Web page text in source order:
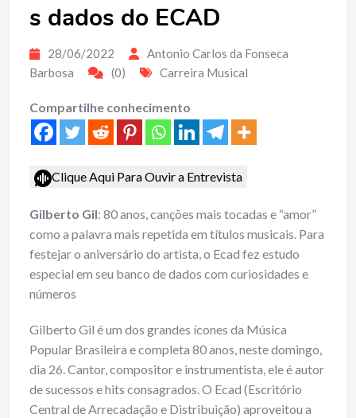
s dados do ECAD
28/06/2022
Antonio Carlos da Fonseca
Barbosa
(0) Carreira Musical
Compartilhe conhecimento
Clique Aqui Para Ouvir a Entrevista
Gilberto Gil: 80 anos, canções mais tocadas e “amor”
como a palavra mais repetida em títulos musicais. Para
festejar o aniversário do artista, o Ecad fez estudo
especial em seu banco de dados com curiosidades e
números
Gilberto Gil é um dos grandes ícones da Música
Popular Brasileira e completa 80 anos, neste domingo,
dia 26. Cantor, compositor e instrumentista, ele é autor
de sucessos e hits consagrados. O Ecad (Escritório
Central de Arrecadação e Distribuição) aproveitou a